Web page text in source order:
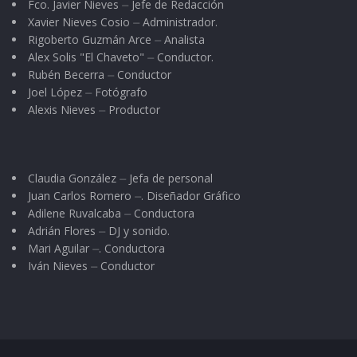
Y así, Ragdé dejó a todos los hermanos
contentos y, montando en su caballo
nuevamente, se fue con el otro corcel “de tiro”.
La moraleja de este cuento del astuto Ragdé, es
vuelve a quien lo diera, aumentado en gran
modo.
Si los egoístas supieran las ventajas que
reporta el ser generoso, serían generosos de
Fco. Javier Nieves ⏤ Jefe de Redacción
Xavier Nieves Cosio ⏤ Administrador.
Rigoberto Guzmán Arce ⏤ Analista
Alex Solis "El Chaveto" ⏤ Conductor.
Rubén Becerra ⏤ Conductor
Joel López ⏤ Fotógrafo
Alexis Nieves ⏤ Productor
Claudia González ⏤ Jefa de personal
Juan Carlos Romero ⏤. Diseñador Gráfico
Adilene Ruvalcaba ⏤ Conductora
Adrián Flores ⏤ DJ y sonido.
Mari Aguilar ⏤. Conductora
Iván Nieves ⏤ Conductor